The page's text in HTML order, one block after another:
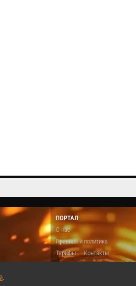
ПОРТАЛ
О нас
Правила и политика
Тарифы
Контакты
.